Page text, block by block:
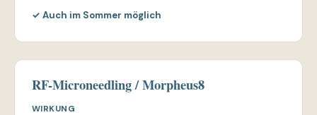
✓ Auch im Sommer möglich
RF-Microneedling / Morpheus8
WIRKUNG